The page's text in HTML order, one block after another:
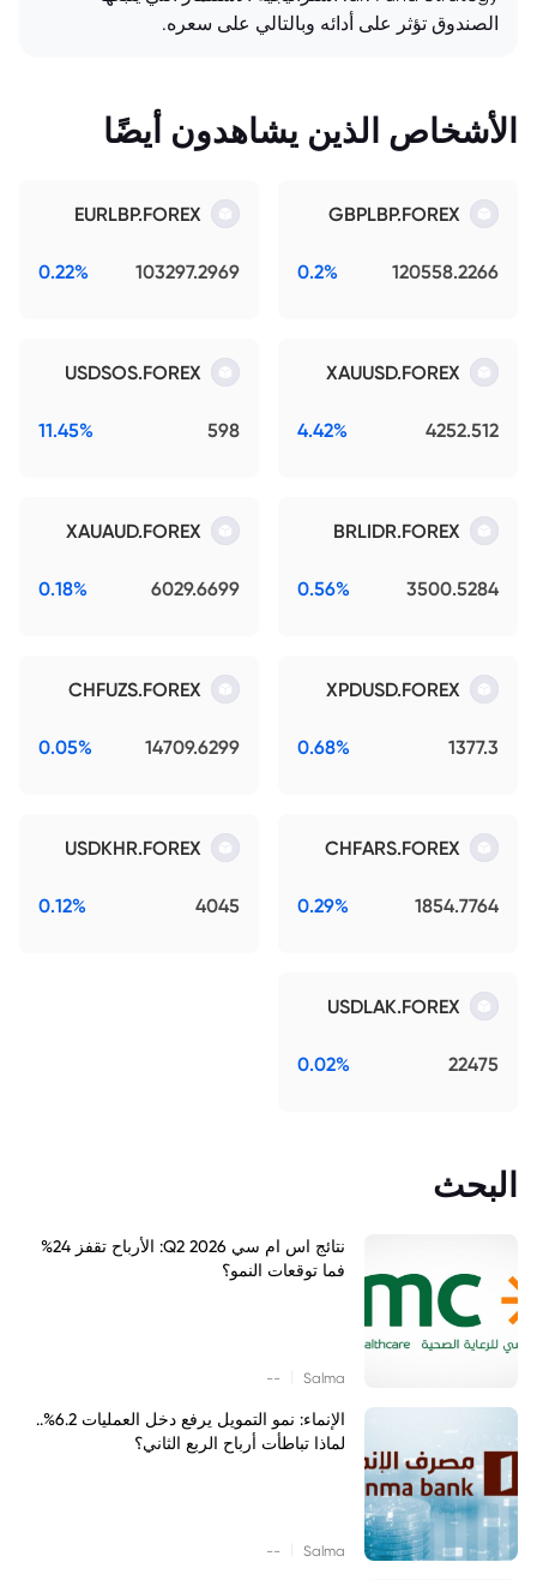
الصندوق تؤثر على أدائه وبالتالي على سعره.
الأشخاص الذين يشاهدون أيضًا
GBPLBP.FOREX
120558.2266
0.2%
EURLBP.FOREX
103297.2969
0.22%
XAUUSD.FOREX
4252.512
4.42%
USDSOS.FOREX
598
11.45%
BRLIDR.FOREX
3500.5284
0.56%
XAUAUD.FOREX
6029.6699
0.18%
XPDUSD.FOREX
1377.3
0.68%
CHFUZS.FOREX
14709.6299
0.05%
CHFARS.FOREX
1854.7764
0.29%
USDKHR.FOREX
4045
0.12%
USDLAK.FOREX
22475
0.02%
البحث
نتائج اس ام سي Q2 2026: الأرباح تقفز 24%
فما توقعات النمو؟
Salma
--
الإنماء: نمو التمويل يرفع دخل العمليات 6.2%..
لماذا تباطأت أرباح الربع الثاني؟
Salma
--